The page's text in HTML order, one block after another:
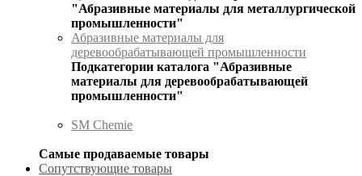
"Абразивные материалы для металлургической
промышленности"
Абразивные материалы для
деревообрабатывающей промышленности
Подкатегории каталога "Абразивные
материалы для деревообрабатывающей
промышленности"
SM Chemie
Самые продаваемые товары
Сопутствующие товары